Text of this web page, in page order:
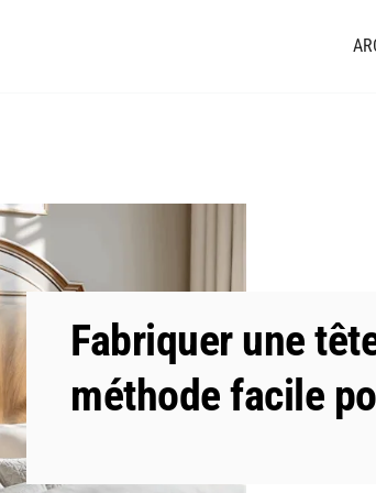
Fabriquer une
méthode facile